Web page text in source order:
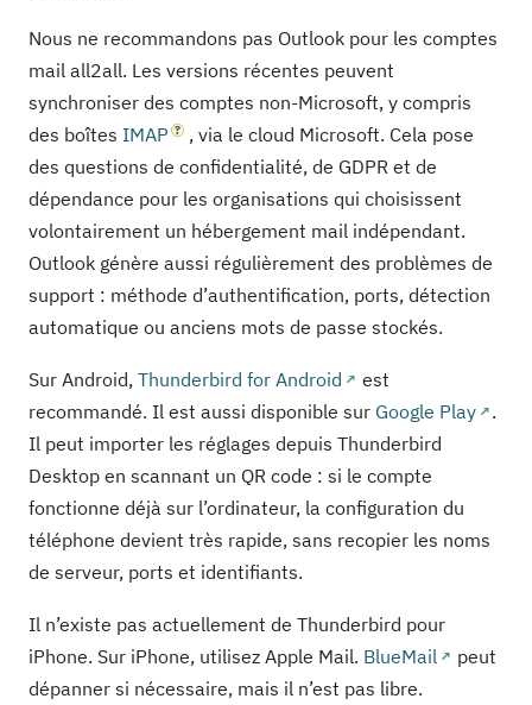
Nous ne recommandons pas Outlook pour les comptes
mail all2all. Les versions récentes peuvent
synchroniser des comptes non-Microsoft, y compris
des boîtes IMAP
, via le cloud Microsoft. Cela pose
des questions de confidentialité, de GDPR et de
dépendance pour les organisations qui choisissent
volontairement un hébergement mail indépendant.
Outlook génère aussi régulièrement des problèmes de
support : méthode d’authentification, ports, détection
automatique ou anciens mots de passe stockés.
Sur Android, Thunderbird for Android
est
recommandé. Il est aussi disponible sur Google Play
.
Il peut importer les réglages depuis Thunderbird
Desktop en scannant un QR code : si le compte
fonctionne déjà sur l’ordinateur, la configuration du
téléphone devient très rapide, sans recopier les noms
de serveur, ports et identifiants.
Il n’existe pas actuellement de Thunderbird pour
iPhone. Sur iPhone, utilisez Apple Mail. BlueMail
peut
dépanner si nécessaire, mais il n’est pas libre.